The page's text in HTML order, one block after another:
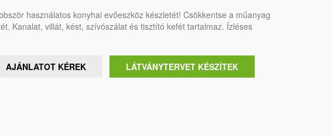
használatos konyhai evőeszköz készletét! Csökkentse a műanyag
Kanalat, villát, kést, szívószálat és tisztító kefét tartalmaz. Ízléses
AJÁNLATOT KÉREK LÁTVÁNYTERVET KÉSZÍTEK